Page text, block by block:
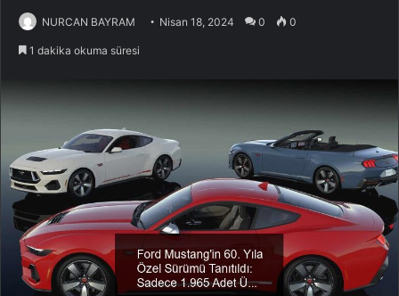
NURCAN BAYRAM Nisan 18, 2024 0 0
1 dakika okuma süresi